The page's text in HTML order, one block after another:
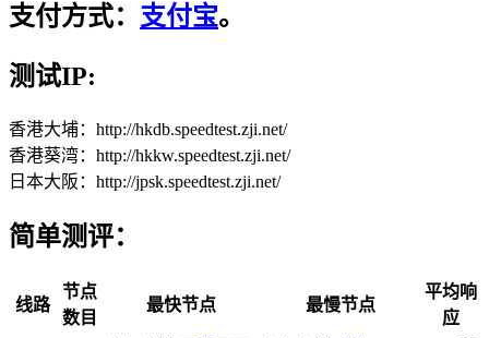
支付方式： 支付宝。
测试IP:
香港大埔：http://hkdb.speedtest.zji.net/
香港葵湾：http://hkkw.speedtest.zji.net/
日本大阪：http://jpsk.speedtest.zji.net/
简单测评：
线路
节点
数目
最快节点 最慢节点
平均响
应